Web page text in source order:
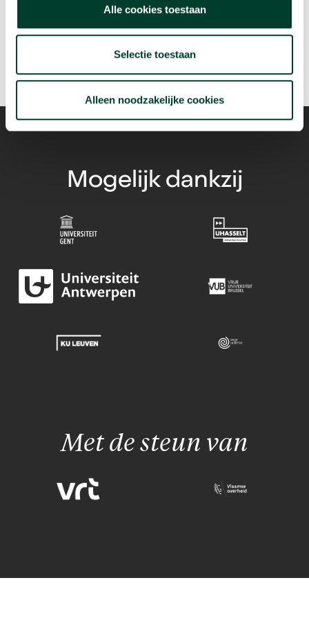
Alle cookies toestaan
Selectie toestaan
Alleen noodzakelijke cookies
Mogelijk dankzij
Met de steun van